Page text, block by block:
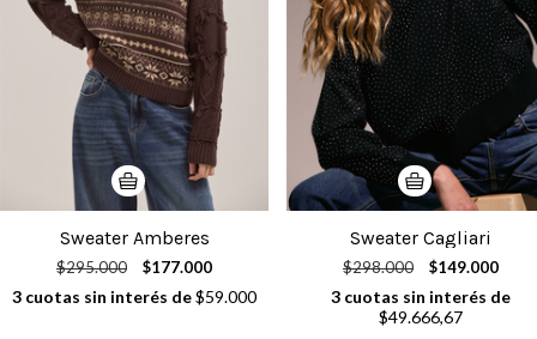
Sweater Amberes
$295.000 $177.000
3 cuotas sin interés de$59.000
Sweater Cagliari
$298.000 $149.000
3 cuotas sin interés de
$49.666,67